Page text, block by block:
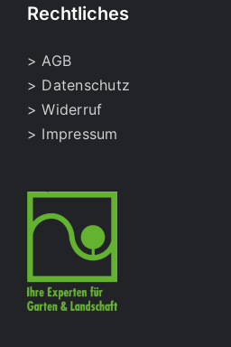
Rechtliches
> AGB
> Datenschutz
> Widerruf
> Impressum